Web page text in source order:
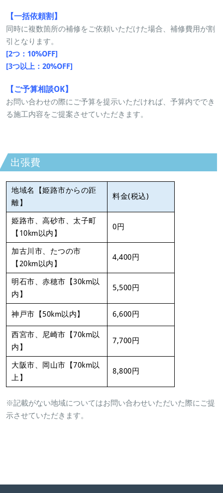
【一括依頼割】
同時に複数箇所の補修をご依頼いただけた場合、補修費用が割
引となります。
[2つ：10%OFF]
[3つ以上：20%OFF]
【ご予算相談OK】
お問い合わせの際にご予算を提示いただければ、予算内ででき
る施工内容をご提案させていただきます。
出張費
地域名【姫路市からの距
離】
料金(税込)
姫路市、高砂市、太子町
【10km以内】
0円
加古川市、たつの市
【20km以内】
4,400円
明石市、赤穂市【30km以
内】
5,500円
神戸市【50km以内】 6,600円
西宮市、尼崎市【70km以
内】
7,700円
大阪市、岡山市【70km以
上】
8,800円
※記載がない地域についてはお問い合わせいただいた際にご提
示させていただきます。